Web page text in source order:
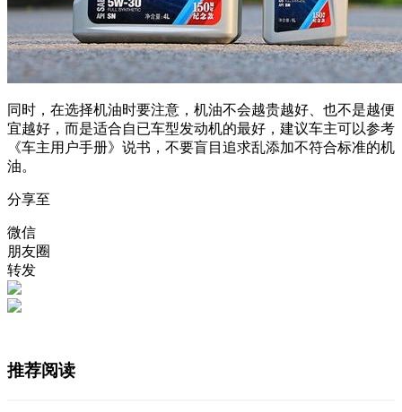
同时，在选择机油时要注意，机油不会越贵越好、也不是越便
宜越好，而是适合自已车型发动机的最好，建议车主可以参考
《车主用户手册》说书，不要盲目追求乱添加不符合标准的机
油。
分享至
微信
朋友圈
转发
推荐阅读